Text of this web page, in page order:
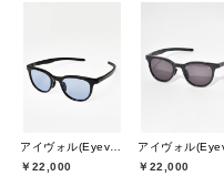
￥22,000
￥22,000